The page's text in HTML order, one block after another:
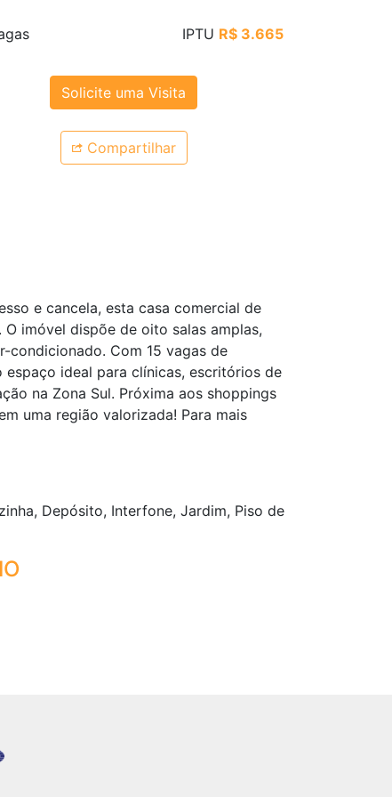
IPTU R$ 3.665
Solicite uma Visita
Compartilhar
e cancela, esta casa comercial de
imóvel dispõe de oito salas amplas,
condicionado. Com 15 vagas de
ideal para clínicas, escritórios de
na Zona Sul. Próxima aos shoppings
uma região valorizada! Para mais
Depósito, Interfone, Jardim, Piso de